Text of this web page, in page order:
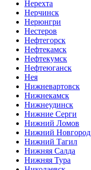
Нерехта
Нерчинск
Нерюнгри
Нестеров
Нефтегорск
Нефтекамск
Нефтекумск
Нефтеюганск
Нея
Нижневартовск
Нижнекамск
Нижнеудинск
Нижние Серги
Нижний Ломов
Нижний Новгород
Нижний Тагил
Нижняя Салда
Нижняя Тура